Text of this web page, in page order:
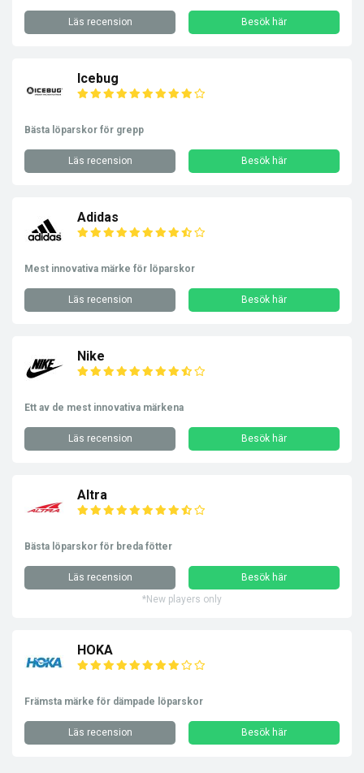
Läs recension Besök här
Icebug
Bästa löparskor för grepp
Läs recension Besök här
Adidas
Mest innovativa märke för löparskor
Läs recension Besök här
Nike
Ett av de mest innovativa märkena
Läs recension Besök här
Altra
Bästa löparskor för breda fötter
Läs recension
Besök här
*New players only
HOKA
Främsta märke för dämpade löparskor
Läs recension Besök här